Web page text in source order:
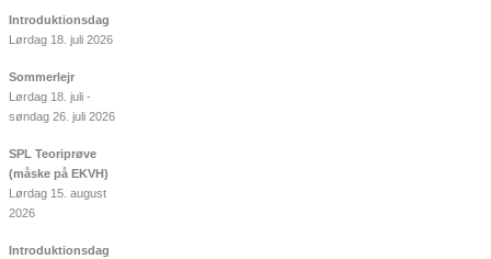
Introduktionsdag
Lørdag 18. juli 2026
Sommerlejr
Lørdag 18. juli -
søndag 26. juli 2026
SPL Teoriprøve
(måske på EKVH)
Lørdag 15. august
2026
Introduktionsdag